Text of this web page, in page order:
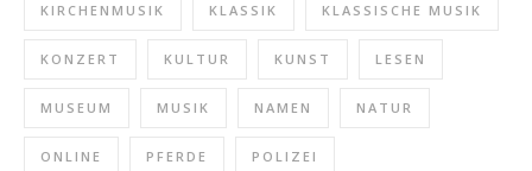
KIRCHENMUSIK KLASSIK KLASSISCHE MUSIK
KONZERT KULTUR KUNST LESEN
MUSEUM MUSIK NAMEN NATUR
ONLINE PFERDE POLIZEI